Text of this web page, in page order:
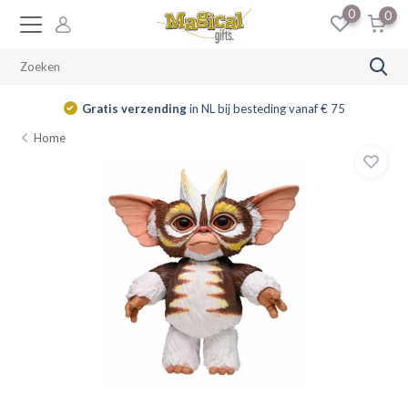
0 0
Gratis verzendingin NL bij besteding vanaf € 75
Home